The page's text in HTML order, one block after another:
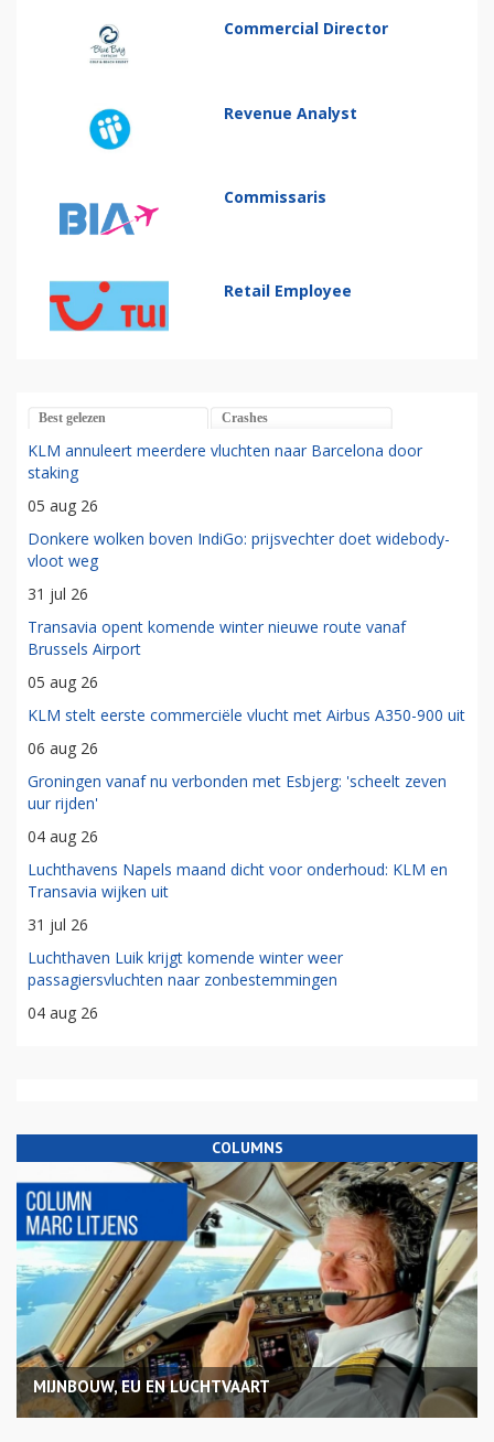
Commercial Director
Revenue Analyst
Commissaris
Retail Employee
Best gelezen Crashes
KLM annuleert meerdere vluchten naar Barcelona door
staking
05 aug 26
Donkere wolken boven IndiGo: prijsvechter doet widebody-
vloot weg
31 jul 26
Transavia opent komende winter nieuwe route vanaf
Brussels Airport
05 aug 26
KLM stelt eerste commerciële vlucht met Airbus A350-900 uit
06 aug 26
Groningen vanaf nu verbonden met Esbjerg: 'scheelt zeven
uur rijden'
04 aug 26
Luchthavens Napels maand dicht voor onderhoud: KLM en
Transavia wijken uit
31 jul 26
Luchthaven Luik krijgt komende winter weer
passagiersvluchten naar zonbestemmingen
04 aug 26
COLUMNS
MIJNBOUW, EU EN LUCHTVAART